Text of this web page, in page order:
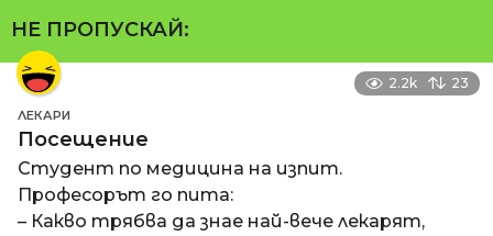
НЕ ПРОПУСКАЙ:
2.2k 23
ЛЕКАРИ
Посещение
Студент по медицина на изпит.
Професорът го пита:
– Какво трябва да знае най-вече лекарят,